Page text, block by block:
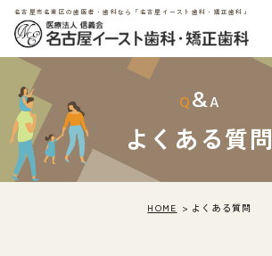
名古屋市名東区の歯医者・歯科なら「名古屋イースト歯科・矯正歯科」
Q&A
よくある質問
HOME よくある質問